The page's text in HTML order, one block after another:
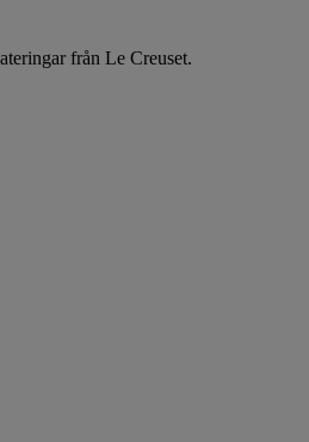
från Le Creuset.